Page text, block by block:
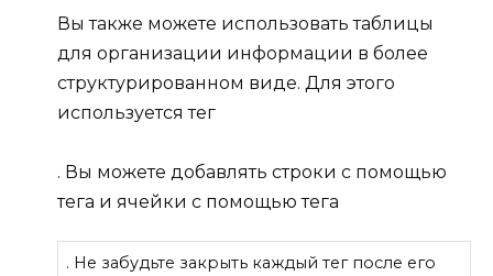
Вы также можете использовать таблицы
для организации информации в более
структурированном виде. Для этого
используется тег
. Вы можете добавлять строки с помощью
тега и ячейки с помощью тега
. Не забудьте закрыть каждый тег после его